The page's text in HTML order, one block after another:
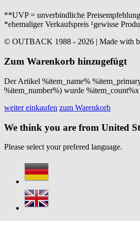
**UVP = unverbindliche
*ehemaliger Verkaufspreis ¹gewisse
© OUTBACK 1988 - 2026 | Made with
Zum Warenkorb hinzugefügt
Der Artikel %item_name%
%item_number%) wurde
weiter einkaufen zum Warenkorb
We think you are from United
Please select your prefered language.